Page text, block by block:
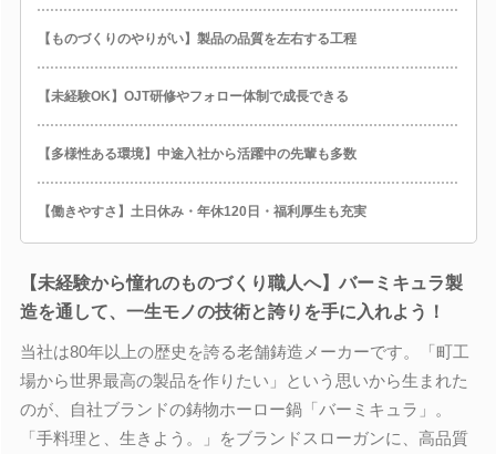
【ものづくりのやりがい】製品の品質を左右する工程
【未経験OK】OJT研修やフォロー体制で成長できる
【多様性ある環境】中途入社から活躍中の先輩も多数
【働きやすさ】土日休み・年休120日・福利厚生も充実
【未経験から憧れのものづくり職人へ】バーミキュラ製
造を通して、一生モノの技術と誇りを手に入れよう！
当社は80年以上の歴史を誇る老舗鋳造メーカーです。「町工
場から世界最高の製品を作りたい」という思いから生まれた
のが、自社ブランドの鋳物ホーロー鍋「バーミキュラ」。
「手料理と、生きよう。」をブランドスローガンに、高品質